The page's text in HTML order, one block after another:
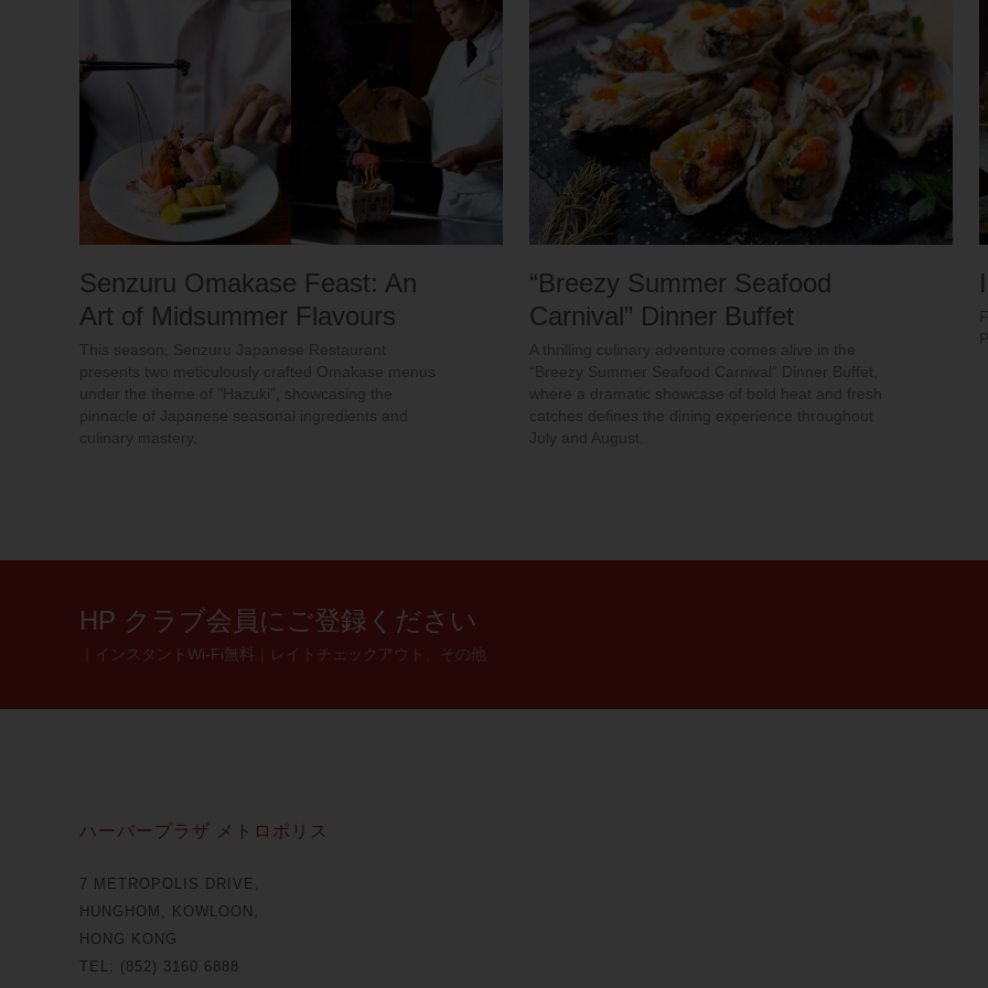
Senzuru Omakase Feast: An
Art of Midsummer Flavours
This season, Senzuru Japanese Restaurant
presents two meticulously crafted Omakase menus
under the theme of "Hazuki", showcasing the
pinnacle of Japanese seasonal ingredients and
culinary mastery.
“Breezy Summer Seafood
Carnival” Dinner Buffet
A thrilling culinary adventure comes alive in the
“Breezy Summer Seafood Carnival” Dinner Buffet,
where a dramatic showcase of bold heat and fresh
catches defines the dining experience throughout
July and August.
HP クラブ会員にご登録ください
｜インスタントWi-Fi無料｜レイトチェックアウト、その他
ハーバープラザ メトロポリス
7 METROPOLIS DRIVE,
HUNGHOM, KOWLOON,
HONG KONG
TEL: (852) 3160 6888